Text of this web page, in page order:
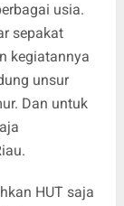
usia.
sepakat
kegiatannya
unsur
Dan untuk
HUT saja